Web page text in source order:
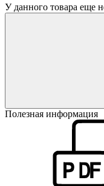
У данного товара еще
Полезная информация